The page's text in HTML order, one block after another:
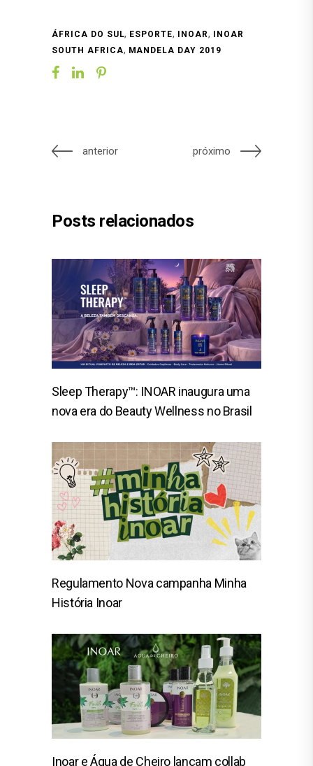
ÁFRICA DO SUL, ESPORTE, INOAR,
INOAR
SOUTH AFRICA, MANDELA DAY 2019
anterior próximo
Posts relacionados
Sleep Therapy™: INOAR inaugura uma
nova era do Beauty Wellness no Brasil
Regulamento Nova campanha Minha
História Inoar
Inoar e Água de Cheiro lançam collab